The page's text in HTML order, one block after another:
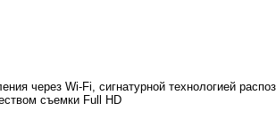
через Wi-Fi, сигнатурной технологией
съемки Full HD